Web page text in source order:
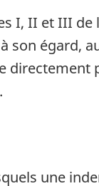
I, II et III de
son égard,
directement
une